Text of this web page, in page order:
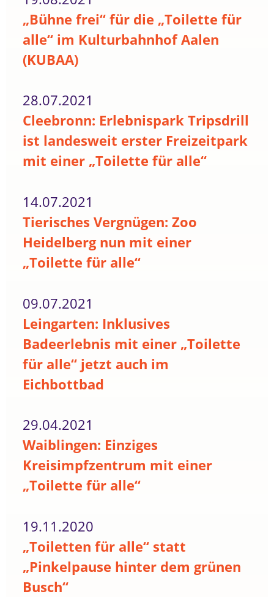
„Bühne frei“ für die „Toilette für
alle“ im Kulturbahnhof Aalen
(KUBAA)
28.07.2021
Cleebronn: Erlebnispark Tripsdrill
ist landesweit erster Freizeitpark
mit einer „Toilette für alle“
14.07.2021
Tierisches Vergnügen: Zoo
Heidelberg nun mit einer
„Toilette für alle“
09.07.2021
Leingarten: Inklusives
Badeerlebnis mit einer „Toilette
für alle“ jetzt auch im
Eichbottbad
29.04.2021
Waiblingen: Einziges
Kreisimpfzentrum mit einer
„Toilette für alle“
19.11.2020
„Toiletten für alle“ statt
„Pinkelpause hinter dem grünen
Busch“